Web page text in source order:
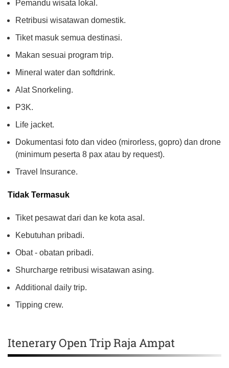
Pemandu wisata lokal.
Retribusi wisatawan domestik.
Tiket masuk semua destinasi.
Makan sesuai program trip.
Mineral water dan softdrink.
Alat Snorkeling.
P3K.
Life jacket.
Dokumentasi foto dan video (mirorless, gopro) dan drone
(minimum peserta 8 pax atau by request).
Travel Insurance.
Tidak Termasuk
Tiket pesawat dari dan ke kota asal.
Kebutuhan pribadi.
Obat - obatan pribadi.
Shurcharge retribusi wisatawan asing.
Additional daily trip.
Tipping crew.
Itenerary Open Trip Raja Ampat